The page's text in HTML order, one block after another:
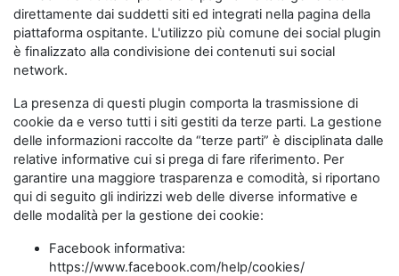
direttamente dai suddetti siti ed integrati nella pagina della
piattaforma ospitante. L'utilizzo più comune dei social plugin
è finalizzato alla condivisione dei contenuti sui social
network.
La presenza di questi plugin comporta la trasmissione di
cookie da e verso tutti i siti gestiti da terze parti. La gestione
delle informazioni raccolte da “terze parti” è disciplinata dalle
relative informative cui si prega di fare riferimento. Per
garantire una maggiore trasparenza e comodità, si riportano
qui di seguito gli indirizzi web delle diverse informative e
delle modalità per la gestione dei cookie:
Facebook informativa:
https://www.facebook.com/help/cookies/